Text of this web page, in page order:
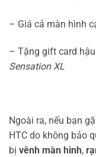
– Giá cả màn hình
– Tặng gift card
Sensation XL
Ngoài ra, nếu bạn
HTC do không bảo
bị vênh màn hình,